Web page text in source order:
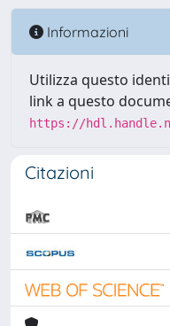
Informazioni
Utilizza questo
link a questo
https://
Citazioni